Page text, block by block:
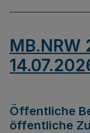
MB.NRW
Öffentliche
öffentliche